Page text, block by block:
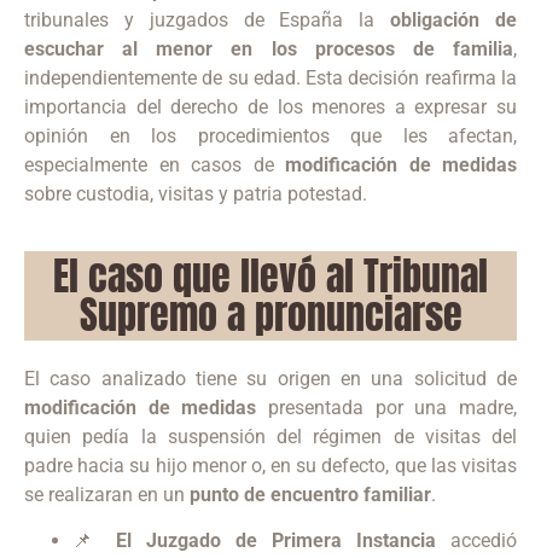
tribunales y juzgados de España laobligación de
escuchar al menor en los procesos de familia,
independientemente de su edad. Esta decisión reafirma la
importancia del derecho de los menores a expresar su
opinión en los procedimientos que les afectan,
especialmente en casos de modificación de medidas
sobre custodia, visitas y patria potestad.
El caso que llevó al Tribunal
Supremo a pronunciarse
El caso analizado tiene su origen en una solicitud de
modificación de medidas presentada por una madre,
quien pedía la suspensión del régimen de visitas del
padre hacia su hijo menor o, en su defecto, que las visitas
se realizaran en un punto de encuentro familiar.
📌 El Juzgado de Primera Instancia accedió